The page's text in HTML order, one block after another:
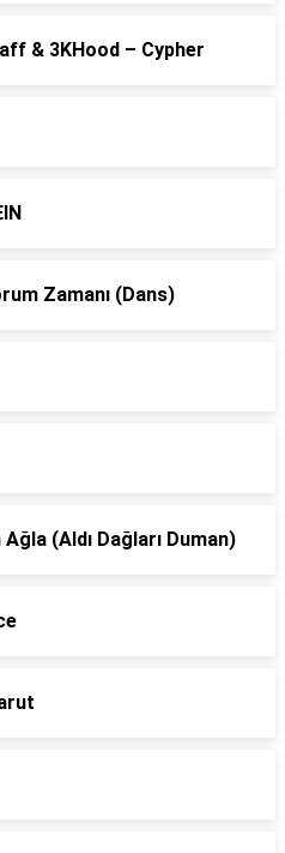
& 3KHood – Cypher
Zamanı (Dans)
(Aldı Dağları Duman)